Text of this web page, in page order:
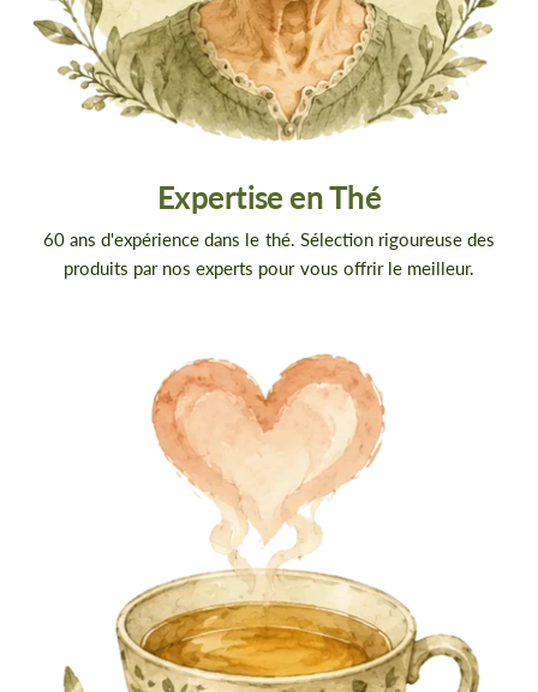
Expertise en Thé
60 ans d'expérience dans le thé. Sélection rigoureuse des
produits par nos experts pour vous offrir le meilleur.